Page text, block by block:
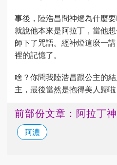
事後，陸浩昌問神燈為什麼
就說他本來是阿拉丁，當他
師下了咒語。經神燈這麼一
裡的記憶了。
啥？你問我陸浩昌跟公主的
主，最後當然是抱得美人歸啦
前部份文章：阿拉丁神
阿濃